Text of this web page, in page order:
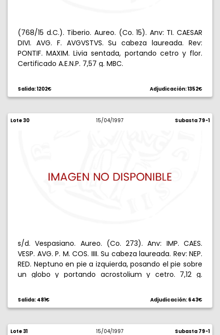
(768/15 d.C.). Tiberio. Aureo. (Co. 15). Anv: TI. CAESAR
DIVI. AVG. F. AVGVSTVS. Su cabeza laureada. Rev:
PONTIF. MAXIM. Livia sentada, portando cetro y flor.
Certificado A.E.N.P. 7,57 g. MBC.
Salida: 1202€ Adjudicación: 1352€
Lote 30 15/04/1997 Subasta 79-1
s/d. Vespasiano. Aureo. (Co. 273). Anv: IMP. CAES.
VESP. AVG. P. M. COS. IIII. Su cabeza laureada. Rev: NEP.
RED. Neptuno en pie a izquierda, posando el pie sobre
un globo y portando acrostolium y cetro. 7,12 g.
Salida: 481€ Adjudicación: 643€
Lote 31 15/04/1997 Subasta 79-1